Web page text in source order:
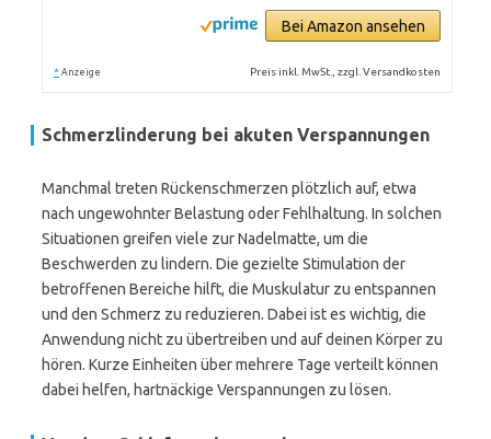
Bei Amazon ansehen
* Anzeige Preis inkl. MwSt., zzgl. Versandkosten
Schmerzlinderung bei akuten Verspannungen
Manchmal treten Rückenschmerzen plötzlich auf, etwa
nach ungewohnter Belastung oder Fehlhaltung. In solchen
Situationen greifen viele zur Nadelmatte, um die
Beschwerden zu lindern. Die gezielte Stimulation der
betroffenen Bereiche hilft, die Muskulatur zu entspannen
und den Schmerz zu reduzieren. Dabei ist es wichtig, die
Anwendung nicht zu übertreiben und auf deinen Körper zu
hören. Kurze Einheiten über mehrere Tage verteilt können
dabei helfen, hartnäckige Verspannungen zu lösen.